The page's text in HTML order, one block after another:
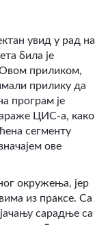
увид у рад на
била је
Овом приликом,
прилику да
програм је
ЦИС-а, како
сегменту
ове
окружења, јер
из праксе. Са
сарадње са